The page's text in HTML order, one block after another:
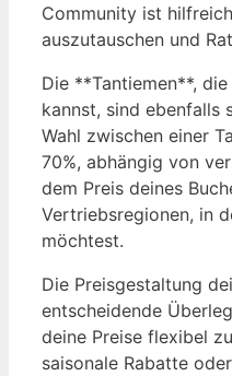
Community ist
auszutauschen und
Die **Tantiemen**,
kannst, sind ebenfalls
Wahl zwischen einer
70%, abhängig von
dem Preis deines
Vertriebsregionen, in
möchtest.
Die Preisgestaltung
entscheidende
deine Preise flexibel
saisonale Rabatte